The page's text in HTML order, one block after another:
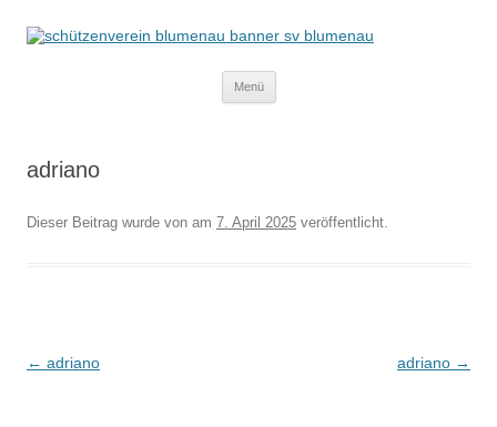
Schützenverein Blumenau von 1952
e.V.
Menü
adriano
Dieser Beitrag wurde von am 7. April 2025 veröffentlicht.
Beitragsnavigation
← adriano adriano →